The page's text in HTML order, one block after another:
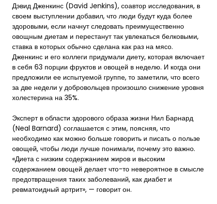
Дэвид Дженкинс (David Jenkins), соавтор исследования, в
своем выступлении добавил, что люди будут куда более
здоровыми, если начнут следовать преимущественно
овощным диетам и перестанут так увлекаться белковыми,
ставка в которых обычно сделана как раз на мясо.
Дженкинс и его коллеги придумали диету, которая включает
в себя 63 порции фруктов и овощей в неделю. И когда они
предложили ее испытуемой группе, то заметили, что всего
за две недели у добровольцев произошло снижение уровня
холестерина на 35%.
Эксперт в области здорового образа жизни Нил Барнард
(Neal Barnard) соглашается с этим, поясняя, что
необходимо как можно больше говорить и писать о пользе
овощей, чтобы люди лучше понимали, почему это важно.
«Диета с низким содержанием жиров и высоким
содержанием овощей делает что-то невероятное в смысле
предотвращения таких заболеваний, как диабет и
ревматоидный артрит», — говорит он.